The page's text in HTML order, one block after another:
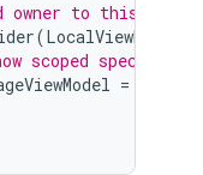
owner to this
(
scoped
=